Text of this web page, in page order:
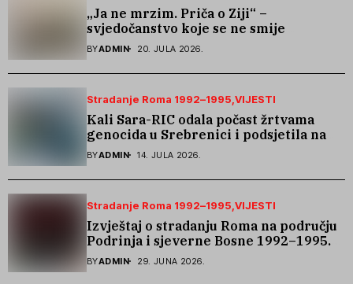
„Ja ne mrzim. Priča o Ziji“ –
svjedočanstvo koje se ne smije
zaboraviti
BYADMIN 20. JULA 2026.
Stradanje Roma 1992–1995 VIJESTI
Kali Sara-RIC odala počast žrtvama
genocida u Srebrenici i podsjetila na
stradanje Roma iz Skočića
BYADMIN 14. JULA 2026.
Stradanje Roma 1992–1995 VIJESTI
Izvještaj o stradanju Roma na području
Podrinja i sjeverne Bosne 1992–1995.
godine
BYADMIN 29. JUNA 2026.